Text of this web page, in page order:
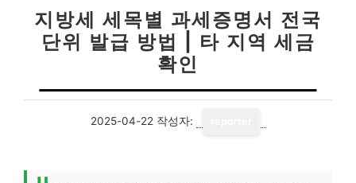
지방세 세목별 과세증명서 전국
단위 발급 방법 | 타 지역 세금
확인
2025-04-22 작성자: